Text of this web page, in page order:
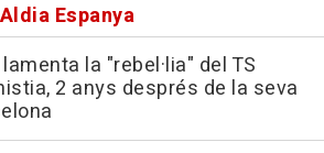
Espanya
la "rebel·lia" del TS
2 anys després de la seva